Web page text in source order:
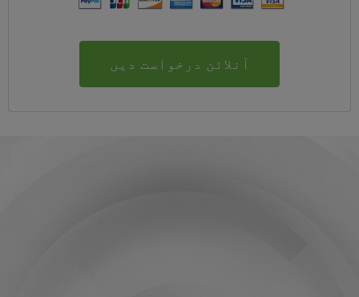
آنلائن درخواست دیں